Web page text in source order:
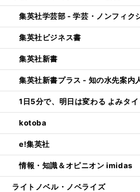
集英社学芸部 - 学芸・ノンフィク
集英社ビジネス書
集英社新書
集英社新書プラス - 知の水先案内
1日5分で、明日は変わる よみタ
kotoba
e!集英社
情報・知識＆オピニオン imidas
ライトノベル・ノベライズ